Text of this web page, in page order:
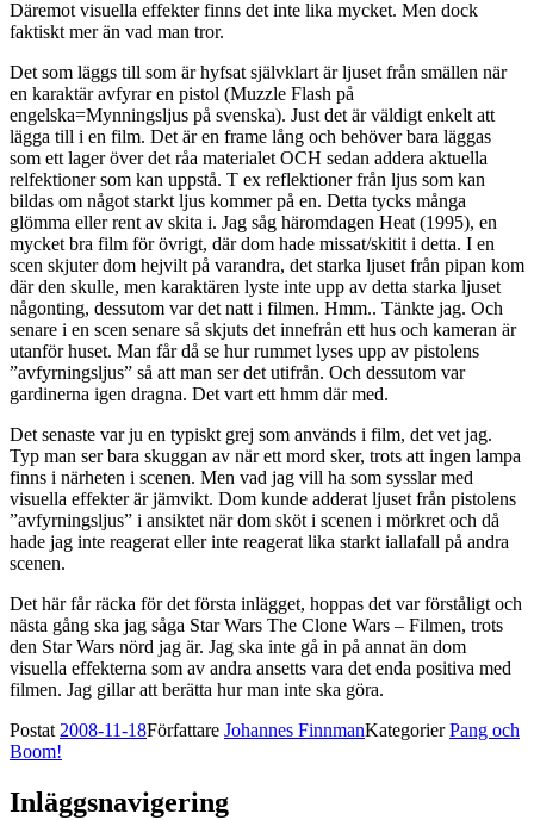
Däremot visuella effekter finns det inte lika mycket. Men dock
faktiskt mer än vad man tror.
Det som läggs till som är hyfsat självklart är ljuset från smällen när
en karaktär avfyrar en pistol (Muzzle Flash på
engelska=Mynningsljus på svenska). Just det är väldigt enkelt att
lägga till i en film. Det är en frame lång och behöver bara läggas
som ett lager över det råa materialet OCH sedan addera aktuella
relfektioner som kan uppstå. T ex reflektioner från ljus som kan
bildas om något starkt ljus kommer på en. Detta tycks många
glömma eller rent av skita i. Jag såg häromdagen Heat (1995), en
mycket bra film för övrigt, där dom hade missat/skitit i detta. I en
scen skjuter dom hejvilt på varandra, det starka ljuset från pipan kom
där den skulle, men karaktären lyste inte upp av detta starka ljuset
någonting, dessutom var det natt i filmen. Hmm.. Tänkte jag. Och
senare i en scen senare så skjuts det innefrån ett hus och kameran är
utanför huset. Man får då se hur rummet lyses upp av pistolens
”avfyrningsljus” så att man ser det utifrån. Och dessutom var
gardinerna igen dragna. Det vart ett hmm där med.
Det senaste var ju en typiskt grej som används i film, det vet jag.
Typ man ser bara skuggan av när ett mord sker, trots att ingen lampa
finns i närheten i scenen. Men vad jag vill ha som sysslar med
visuella effekter är jämvikt. Dom kunde adderat ljuset från pistolens
”avfyrningsljus” i ansiktet när dom sköt i scenen i mörkret och då
hade jag inte reagerat eller inte reagerat lika starkt iallafall på andra
scenen.
Det här får räcka för det första inlägget, hoppas det var förståligt och
nästa gång ska jag såga Star Wars The Clone Wars – Filmen, trots
den Star Wars nörd jag är. Jag ska inte gå in på annat än dom
visuella effekterna som av andra ansetts vara det enda positiva med
filmen. Jag gillar att berätta hur man inte ska göra.
Postat 2008-11-18Författare Johannes FinnmanKategorierPang och
Boom!
Inläggsnavigering